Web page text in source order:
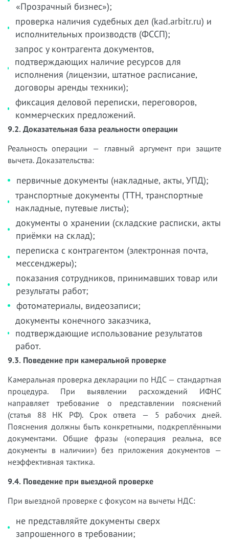
«Прозрачный бизнес»);
проверка наличия судебных дел (kad.arbitr.ru) и
исполнительных производств (ФССП);
запрос у контрагента документов,
подтверждающих наличие ресурсов для
исполнения (лицензии, штатное расписание,
договоры аренды техники);
фиксация деловой переписки, переговоров,
коммерческих предложений.
9.2. Доказательная база реальности операции
Реальность операции — главный аргумент при защите
вычета. Доказательства:
первичные документы (накладные, акты, УПД);
транспортные документы (ТТН, транспортные
накладные, путевые листы);
документы о хранении (складские расписки, акты
приёмки на склад);
переписка с контрагентом (электронная почта,
мессенджеры);
показания сотрудников, принимавших товар или
результаты работ;
фотоматериалы, видеозаписи;
документы конечного заказчика,
подтверждающие использование результатов
работ.
9.3. Поведение при камеральной проверке
Камеральная проверка декларации по НДС — стандартная
процедура. При выявлении расхождений ИФНС
направляет требование о представлении пояснений
(статья 88 НК РФ). Срок ответа — 5 рабочих дней.
Пояснения должны быть конкретными, подкреплёнными
документами. Общие фразы («операция реальна, все
документы в наличии») без приложения документов —
неэффективная тактика.
9.4. Поведение при выездной проверке
При выездной проверке с фокусом на вычеты НДС:
не представляйте документы сверх
запрошенного в требовании;